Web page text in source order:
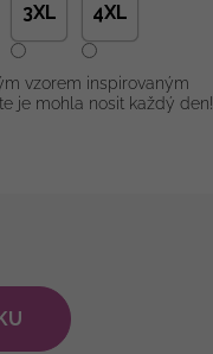
3XL 4XL
vzorem inspirovaným
je mohla nosit každý den!